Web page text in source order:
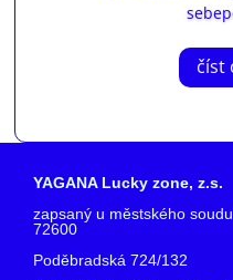
číst
YAGANA Lucky zone, z.s.
zapsaný u městského
72600
Poděbradská 724/132